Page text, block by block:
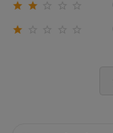
 
